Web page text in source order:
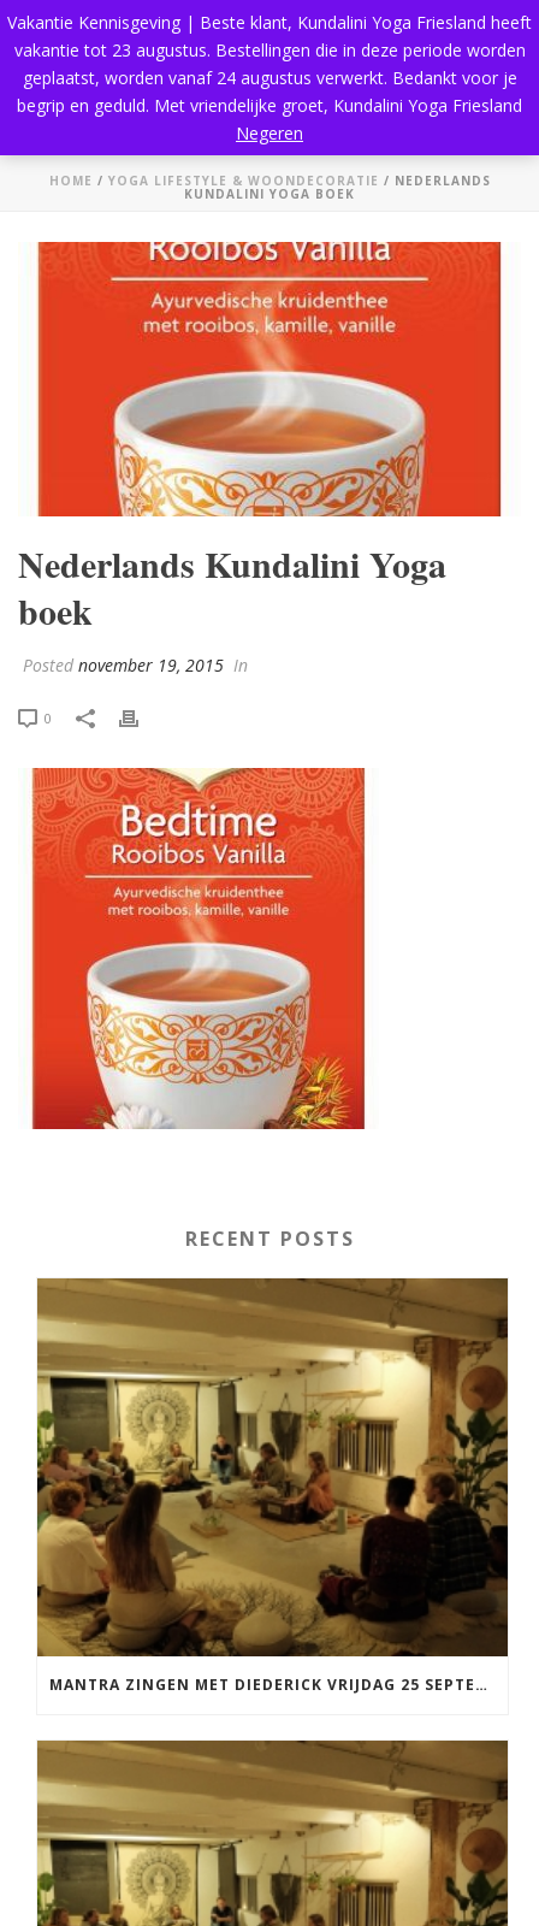
Nederlands Kundalini Yoga boek
HOME / YOGA LIFESTYLE & WOONDECORATIE / NEDERLANDS
KUNDALINI YOGA BOEK
Nederlands Kundalini Yoga
boek
Posted november 19, 2015 In
0
RECENT POSTS
MANTRA ZINGEN MET DIEDERICK VRIJDAG 25 SEPTEMBER EN 20 NOVEMBER
Vakantie Kennisgeving | Beste klant, Kundalini Yoga Friesland heeft
vakantie tot 23 augustus. Bestellingen die in deze periode worden
geplaatst, worden vanaf 24 augustus verwerkt. Bedankt voor je
begrip en geduld. Met vriendelijke groet, Kundalini Yoga Friesland
Negeren